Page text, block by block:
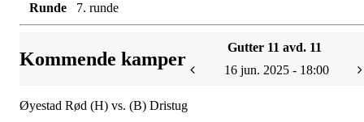
Runde
7. runde
Kommende kamper
Gutter 11 avd. 11
16 jun. 2025 - 18:00
Øyestad Rød (H) vs. (B) Dristug